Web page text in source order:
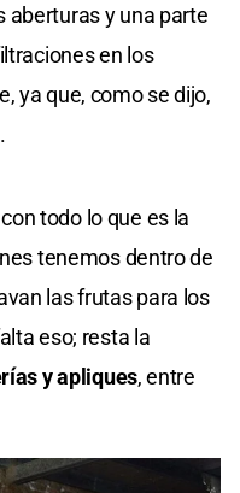
aberturas y una parte
en los
ya que, como se dijo,
todo lo que es la
tenemos dentro de
las frutas para los
eso; resta la
y apliques, entre